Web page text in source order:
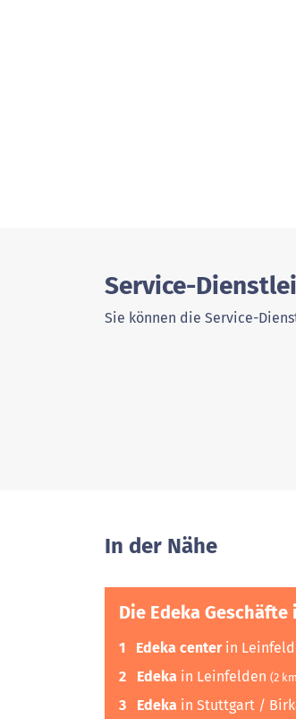
Service-
Sie können die Service-
In der Nähe
Die Edeka Geschäfte
1 Edeka centerin
2 Edeka in Leinfelden (2
3 Edeka in Stuttgart /